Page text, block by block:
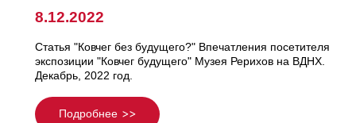
8.12.2022
Статья "Ковчег без будущего?" Впечатления посетителя
экспозиции "Ковчег будущего" Музея Рерихов на ВДНХ.
Декабрь, 2022 год.
Подробнее